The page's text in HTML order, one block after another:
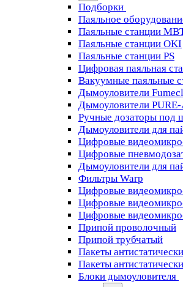
Подборки
Паяльное
Паяльные станции
Паяльные станции OKI
Паяльные станции PS
Цифровая паяльная
Вакуумные паяльные
Дымоуловители
Дымоуловители
Ручные дозаторы под
Дымоуловители для
Цифровые
Цифровые
Дымоуловители для
Фильтры Warp
Цифровые
Цифровые
Цифровые
Припой проволочный
Припой трубчатый
Пакеты
Пакеты
Блоки дымоуловителя